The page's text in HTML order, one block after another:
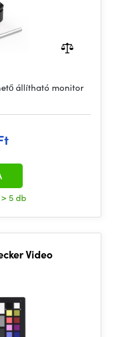
állítható monitor
> 5 db
Video